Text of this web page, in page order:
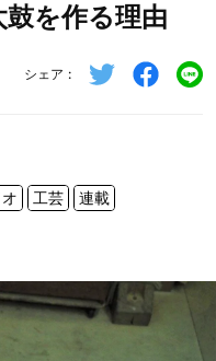
を作る理由
シェア
工芸
連載